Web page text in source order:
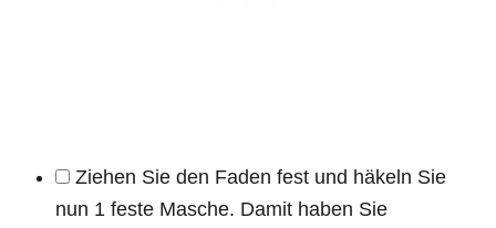
Ziehen Sie den Faden fest und häkeln Sie
nun 1 feste Masche. Damit haben Sie